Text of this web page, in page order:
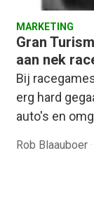
MARKETING
Gran
aan nek
Bij
erg hard
auto's en
Rob Blaauboer ·